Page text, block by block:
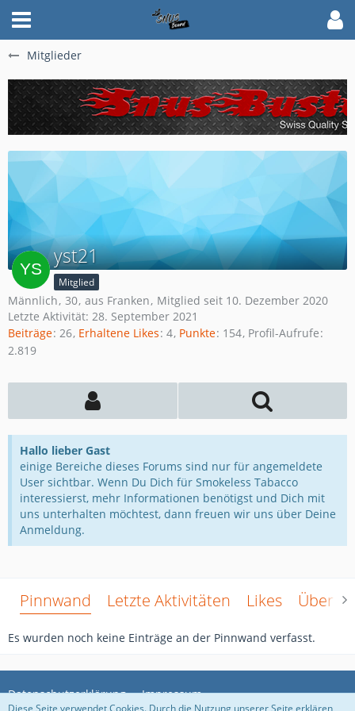
Mitglieder
yst21
Mitglied
Männlich 30 aus Franken Mitglied seit 10. Dezember 2020
Letzte Aktivität: 28. September 2021
Beiträge 26 Erhaltene Likes 4 Punkte 154 Profil-Aufrufe
2.819
Hallo lieber Gast
einige Bereiche dieses Forums sind nur für angemeldete
User sichtbar. Wenn Du Dich für Smokeless Tabacco
interessierst, mehr Informationen benötigst und Dich mit
uns unterhalten möchtest, dann freuen wir uns über Deine
Anmeldung.
Pinnwand Letzte Aktivitäten Likes Über
Es wurden noch keine Einträge an der Pinnwand verfasst.
Datenschutzerklärung Impressum
Diese Seite verwendet Cookies. Durch die Nutzung unserer Seite erklären